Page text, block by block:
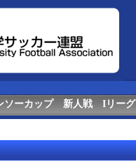
ソーカップ 新人戦 Iリーグ